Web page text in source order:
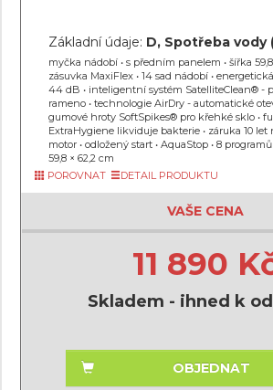
Základní údaje: D, Spotřeba vody
myčka nádobí • s předním panelem • šířka
zásuvka MaxiFlex • 14 sad nádobí •
44 dB • inteligentní systém SatelliteClean® -
rameno • technologie AirDry - automatické
gumové hroty SoftSpikes® pro křehké sklo •
ExtraHygiene likviduje bakterie • záruka 10 let
motor • odložený start • AquaStop • 8 programů
59,8 × 62,2 cm
POROVNAT
DETAIL PRODUKTU
VAŠE CENA
11 890
Skladem - ihned k
OBJEDNAT